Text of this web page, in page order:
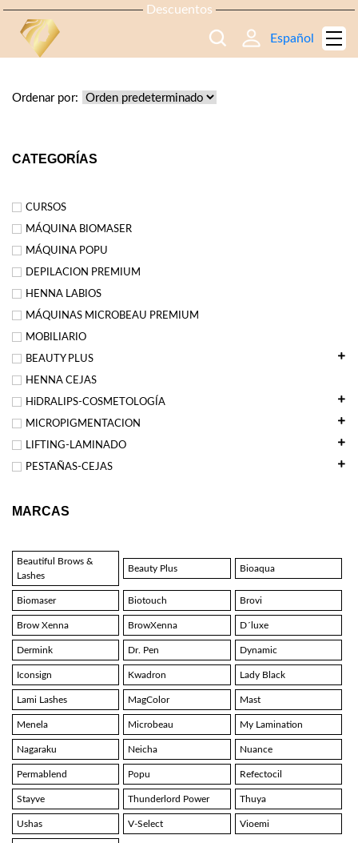
Descuentos
Español
TIENDA
Ordenar por:
CATEGORÍAS
CURSOS
MÁQUINA BIOMASER
MÁQUINA POPU
DEPILACION PREMIUM
HENNA LABIOS
MÁQUINAS MICROBEAU PREMIUM
MOBILIARIO
BEAUTY PLUS
HENNA CEJAS
HiDRALIPS-COSMETOLOGÍA
MICROPIGMENTACION
LIFTING-LAMINADO
PESTAÑAS-CEJAS
MARCAS
Beautiful Brows &
Lashes
Beauty Plus Bioaqua
Biomaser Biotouch Brovi
Brow Xenna BrowXenna D´luxe
Dermink Dr. Pen Dynamic
Iconsign Kwadron Lady Black
Lami Lashes MagColor Mast
Menela Microbeau My Lamination
Nagaraku Neicha Nuance
Permablend Popu Refectocil
Stayve Thunderlord Power Thuya
Ushas V-Select Vioemi